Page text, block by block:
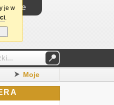
Moje
je w
.